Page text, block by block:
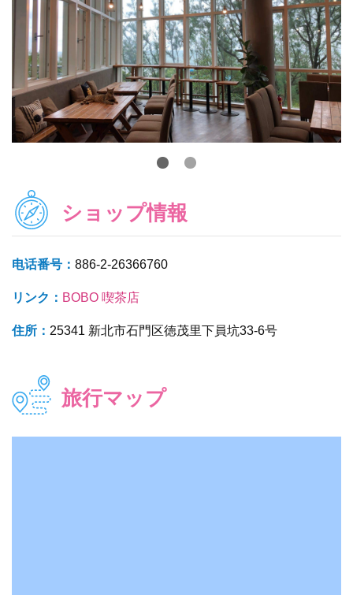
ショップ情報
电话番号： 886-2-26366760
リンク： BOBO 喫茶店
住所： 25341 新北市石門区徳茂里下員坑33-6号
旅行マップ